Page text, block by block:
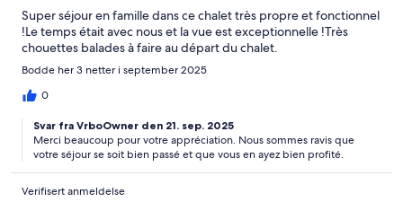
Super séjour en famille dans ce chalet très propre et fonctionnel
!Le temps était avec nous et la vue est exceptionnelle !Très
chouettes balades à faire au départ du chalet.
Bodde her 3 netter i september 2025
0
Svar fra VrboOwner den 21. sep. 2025
Merci beaucoup pour votre appréciation. Nous sommes ravis que
votre séjour se soit bien passé et que vous en ayez bien profité.
Verifisert anmeldelse